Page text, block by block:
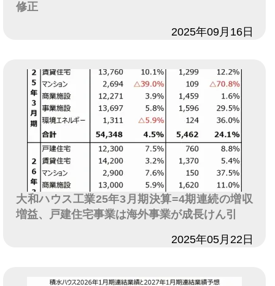
修正
2025年09月16日
大和ハウス工業25年3月期決算=4期連続の増収
増益、戸建住宅事業は海外事業が成長けん引
2025年05月22日